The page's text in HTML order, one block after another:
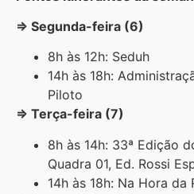
⇒ Segunda-feira (6)
8h às 12h: Seduh
14h às 18h:
Piloto
⇒ Terça-feira (7)
8h às 14h: 33ª Edição
Quadra 01, Ed. Rossi
14h às 18h: Na Hora da